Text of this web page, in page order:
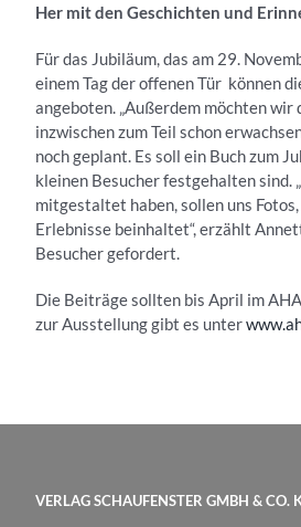
Her mit den Geschichten und
Für das Jubiläum, das am 29.
einem Tag der offenen Tür können
angeboten. „Außerdem möchten
inzwischen zum Teil schon
noch geplant. Es soll ein Buch zum
kleinen Besucher festgehalten sind.
mitgestaltet haben, sollen uns
Erlebnisse beinhaltet“, erzählt
Besucher gefordert.
Die Beiträge sollten bis April im
zur Ausstellung gibt es unter
VERLAG SCHAUFENSTER GMBH & CO.